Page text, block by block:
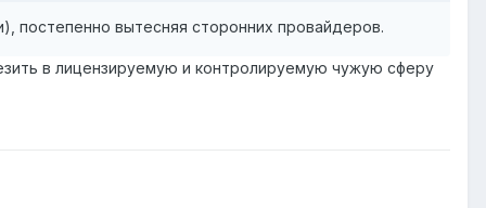
постепенно вытесняя сторонних провайдеров.
в лицензируемую и контролируемую чужую сферу